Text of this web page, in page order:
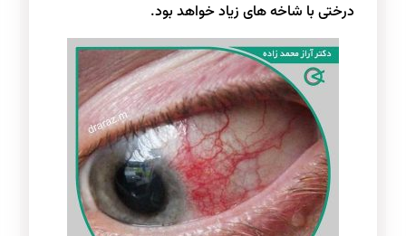
درختی با شاخه های زیاد خواهد بود.